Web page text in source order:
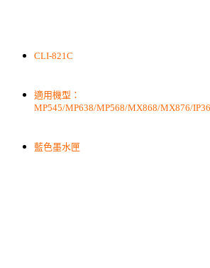
CLI-821C
適用機型：
MP545/MP638/MP568/MX868/MX876/
藍色墨水匣